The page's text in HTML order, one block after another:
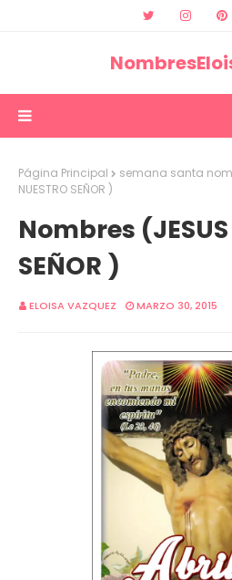
Página Principal semana santa
NUESTRO SEÑOR )
Nombres (JESUS
SEÑOR )
ELOISA VAZQUEZ MARZO 30, 2015